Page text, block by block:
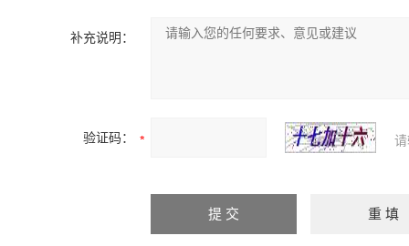
补充说明：
验证码：